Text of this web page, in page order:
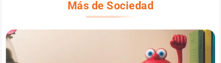
Más de Sociedad